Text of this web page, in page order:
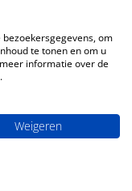
om
te tonen en om u
informatie over de
Weigeren